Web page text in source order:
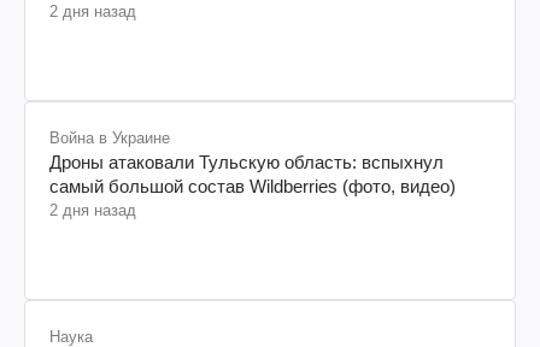
2 дня назад
Война в Украине
Дроны атаковали Тульскую область: вспыхнул
самый большой состав Wildberries (фото, видео)
2 дня назад
Наука